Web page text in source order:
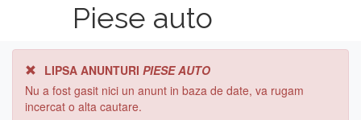
Piese auto
LIPSA ANUNTURI PIESE AUTO
Nu a fost gasit nici un anunt in baza de date, va rugam
incercat o alta cautare.